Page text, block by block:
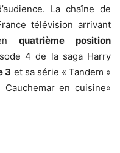
La chaîne de
télévision arrivant
quatrième position
4 de la saga Harry
3 et sa série « Tandem »
en cuisine»